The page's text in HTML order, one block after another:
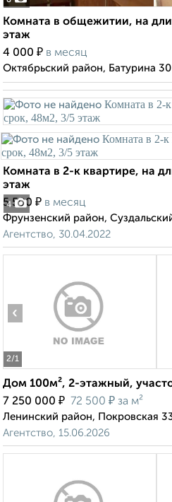
Комната в общежитии, на
этаж
4 000 ₽ в месяц
Октябрьский район, Батурина 30
4
Комната в 2-к квартире, на
этаж
5 500 ₽ в месяц
Фрунзенский район,
Агентство, 30.04.2022
2/1
‹
Дом 100м², 2-этажный,
7 250 000 ₽ 72 500 ₽ за м²
Ленинский район, Покровская
Агентство, 15.06.2026